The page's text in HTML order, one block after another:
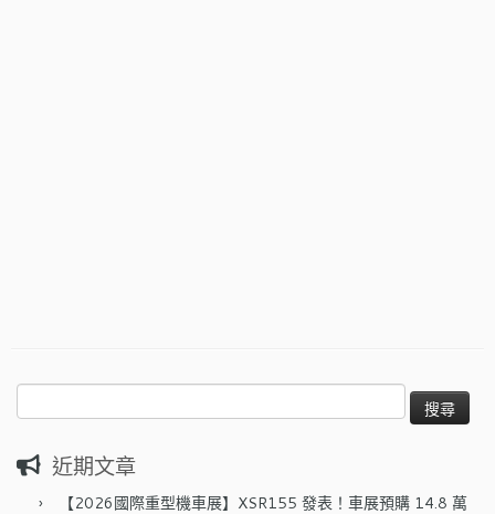
尋
鍵
近期文章
【2026國際重型機車展】XSR155 發表！車展預購 14.8 萬